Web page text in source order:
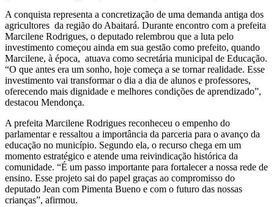
A conquista representa a concretização de uma demanda antiga dos
agricultores da região do Abaitará. Durante encontro com a prefeita
Marcilene Rodrigues, o deputado relembrou que a luta pelo
investimento começou ainda em sua gestão como prefeito, quando
Marcilene, à época, atuava como secretária municipal de Educação.
“O que antes era um sonho, hoje começa a se tornar realidade. Esse
investimento vai transformar o dia a dia de alunos e professores,
oferecendo mais dignidade e melhores condições de aprendizado”,
destacou Mendonça.
A prefeita Marcilene Rodrigues reconheceu o empenho do
parlamentar e ressaltou a importância da parceria para o avanço da
educação no município. Segundo ela, o recurso chega em um
momento estratégico e atende uma reivindicação histórica da
comunidade. “É um passo importante para fortalecer a nossa rede de
ensino. Esse projeto sai do papel graças ao compromisso do
deputado Jean com Pimenta Bueno e com o futuro das nossas
crianças”, afirmou.